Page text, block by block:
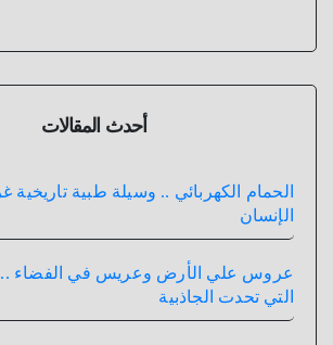
أحدث المقالات
الحمام الكهربائي .. وسيلة طبية تاريخية
الإنسان
عروس علي الأرض وعريس في الفضاء
التي تحدت الجاذبية